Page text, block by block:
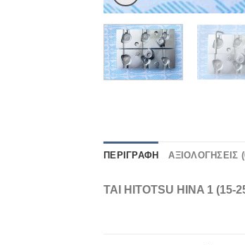
ΠΕΡΙΓΡΑΦΉ ΑΞΙΟΛΟΓΉΣΕΙΣ
TAI HITOTSU HINA 1 (15-